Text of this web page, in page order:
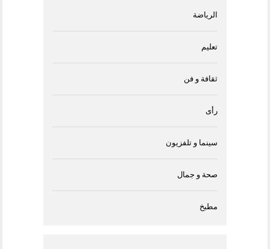
الرياضة
تعليم
ثقافة و فن
رأى
سينما و تلفزيون
صحة و جمال
مطبخ